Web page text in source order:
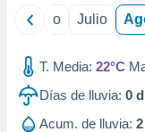
1199
Junio Julio
T. Media: 22°C
Días de lluvia: 0
Acum. de lluvia: